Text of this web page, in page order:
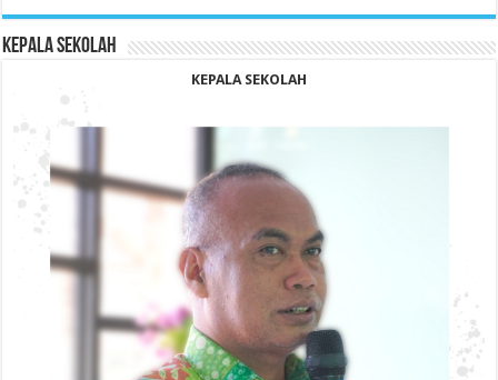
KEPALA SEKOLAH
KEPALA SEKOLAH